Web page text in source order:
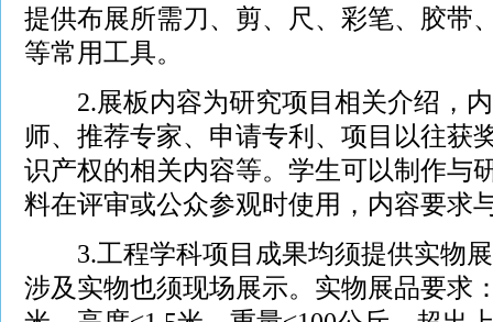
提供布展所需刀、剪、尺、彩笔、胶带
等常用工具。
2.展板内容为研究项目相关介绍，内
师、推荐专家、申请专利、项目以往获
识产权的相关内容等。学生可以制作与
料在评审或公众参观时使用，内容要求
3.工程学科项目成果均须提供实物展
涉及实物也须现场展示。实物展品要求